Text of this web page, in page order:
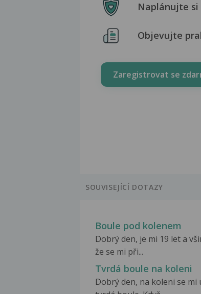
Naplánujte si
Objevujte
Zaregistrovat se
SOUVISEJÍCÍ DOTAZY
Boule pod kolenem
Dobrý den, je mi 19 let a
že se mi při...
Tvrdá boule na koleni
Dobrý den, na koleni se mi